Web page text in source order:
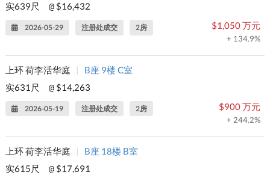
实639尺
@ $16,432
2026-05-29 注册处成交 2房 $1,050 万元
+ 134.9%
上环 荷李活华庭 |
B座 9楼 C室
实631尺
@ $14,263
2026-05-19 注册处成交 2房 $900 万元
+ 244.2%
上环 荷李活华庭 |
B座 18楼 B室
实615尺
@ $17,691